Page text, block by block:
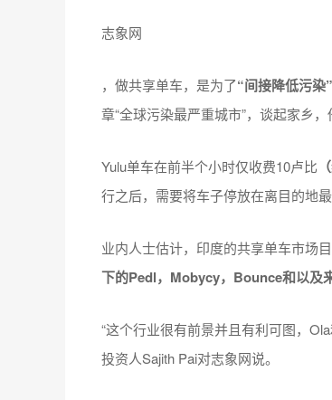
志象网
，做共享单车，是为了“间接降低污染”
章“全球污染最严重城市”，谈起家乡，
Yulu单车在前半个小时仅收费10卢比
行之后，需要将车子停放在离目的地最
业内人士估计，印度的共享单车市场目
下的Pedl，Mobycy，Bounce和以及
“这个行业很有前景并且有利可图，
投资人Sajith Pai对志象网说。